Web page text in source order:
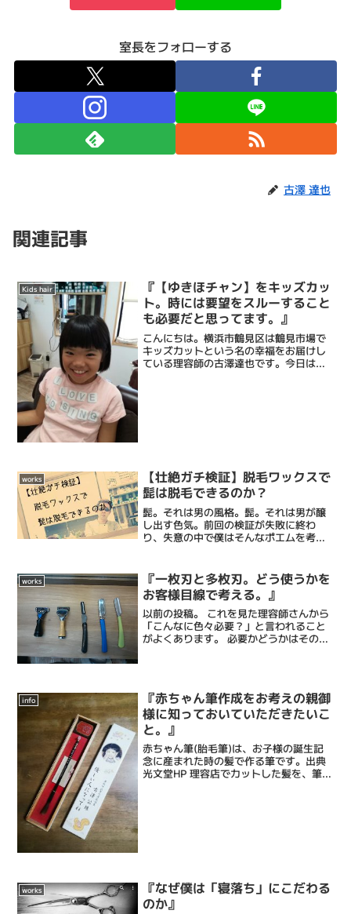
室長をフォローする
古澤 達也
関連記事
Kids hair
『【ゆきほチャン】をキッズカッ
ト。時には要望をスルーすること
も必要だと思ってます。』
こんにちは。横浜市鶴見区は鶴見市場で
キッズカットという名の幸福をお届けし
ている理容師の古澤達也です。今日は
works
【壮絶ガチ検証】脱毛ワックスで
髭は脱毛できるのか？
髭。それは男の風格。髭。それは男が醸
し出す色気。前回の検証が失敗に終わ
り、失意の中で僕はそんなポエムを考え
神からのお告げが再び届く。おい、室長
タツ。一度実験に失敗したか...
works
『一枚刃と多枚刃。どう使うかを
お客様目線で考える。』
以前の投稿。 これを見た理容師さんから
「こんなに色々必要？」と言われること
がよくあります。 必要かどうかはその技
いちばん大事なこと...
info
『赤ちゃん筆作成をお考えの親御
様に知っておいていただきたいこ
と。』
赤ちゃん筆(胎毛筆)は、お子様の誕生記
念に産まれた時の髪で作る筆です。出典
光文堂HP 理容店でカットした髪を、筆業
works
『なぜ僕は「寝落ち」にこだわる
のか』